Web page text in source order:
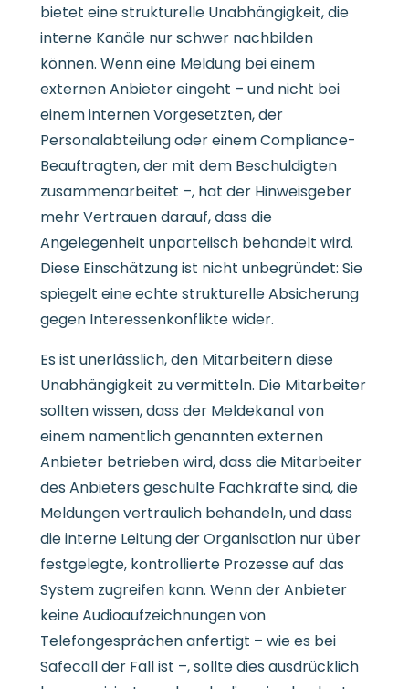
bietet eine strukturelle Unabhängigkeit, die
interne Kanäle nur schwer nachbilden
können. Wenn eine Meldung bei einem
externen Anbieter eingeht – und nicht bei
einem internen Vorgesetzten, der
Personalabteilung oder einem Compliance-
Beauftragten, der mit dem Beschuldigten
zusammenarbeitet –, hat der Hinweisgeber
mehr Vertrauen darauf, dass die
Angelegenheit unparteiisch behandelt wird.
Diese Einschätzung ist nicht unbegründet: Sie
spiegelt eine echte strukturelle Absicherung
gegen Interessenkonflikte wider.
Es ist unerlässlich, den Mitarbeitern diese
Unabhängigkeit zu vermitteln. Die Mitarbeiter
sollten wissen, dass der Meldekanal von
einem namentlich genannten externen
Anbieter betrieben wird, dass die Mitarbeiter
des Anbieters geschulte Fachkräfte sind, die
Meldungen vertraulich behandeln, und dass
die interne Leitung der Organisation nur über
festgelegte, kontrollierte Prozesse auf das
System zugreifen kann. Wenn der Anbieter
keine Audioaufzeichnungen von
Telefongesprächen anfertigt – wie es bei
Safecall der Fall ist –, sollte dies ausdrücklich